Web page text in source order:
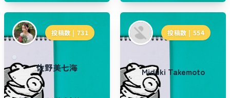
投稿数 | 731
佐野美七海
投稿数 | 554
Miduki Takemoto